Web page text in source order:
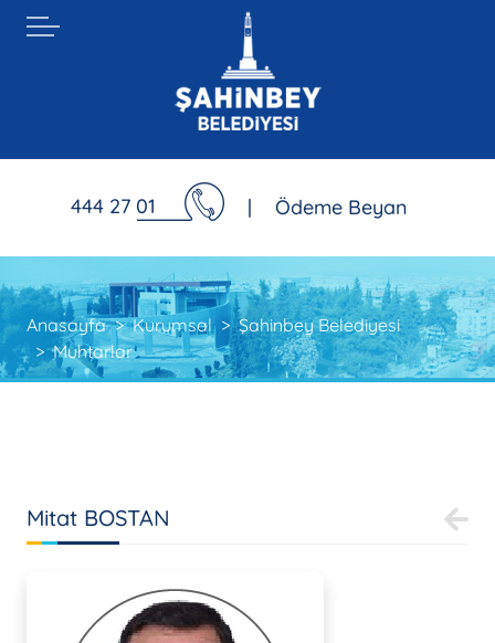
444 27 01 | Ödeme Beyan
Anasayfa Kurumsal
Şahinbey Belediyesi
Muhtarlar
Mitat BOSTAN